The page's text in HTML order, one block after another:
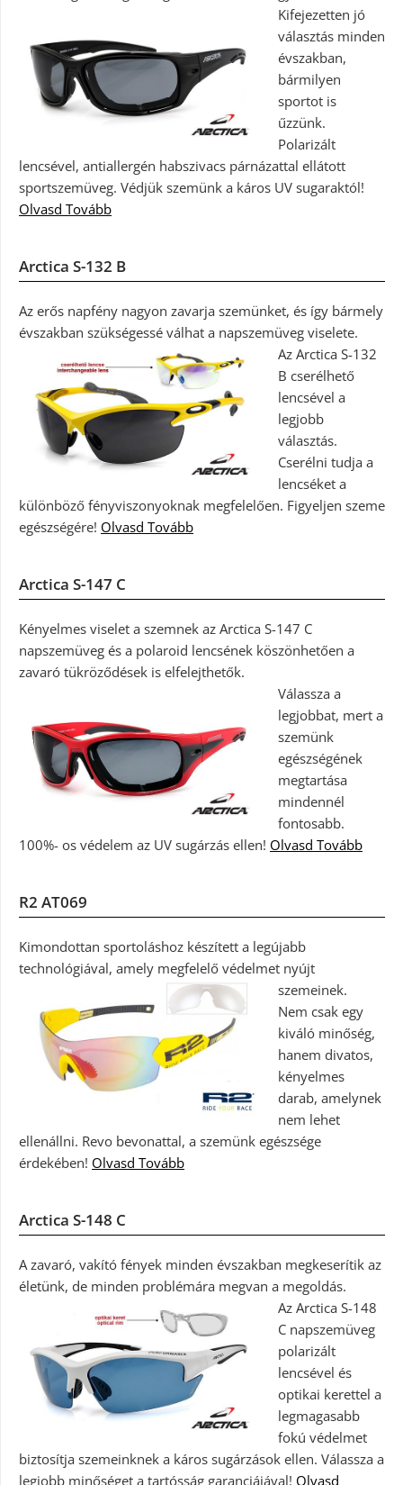
Kifejezetten jó
választás minden
évszakban,
bármilyen
sportot is
űzzünk.
Polarizált
lencsével, antiallergén habszivacs párnázattal ellátott
sportszemüveg. Védjük szemünk a káros UV sugaraktól!
Olvasd Tovább
Arctica S-132 B
Az erős napfény nagyon zavarja szemünket, és így bármely
évszakban szükségessé válhat a napszemüveg viselete.
Az Arctica S-132
B cserélhető
lencsével a
legjobb
választás.
Cserélni tudja a
lencséket a
különböző fényviszonyoknak megfelelően. Figyeljen szeme
egészségére! Olvasd Tovább
Arctica S-147 C
Kényelmes viselet a szemnek az Arctica S-147 C
napszemüveg és a polaroid lencsének köszönhetően a
zavaró tükröződések is elfelejthetők.
Válassza a
legjobbat, mert a
szemünk
egészségének
megtartása
mindennél
fontosabb.
100%- os védelem az UV sugárzás ellen! Olvasd Tovább
R2 AT069
Kimondottan sportoláshoz készített a legújabb
technológiával, amely megfelelő védelmet nyújt
szemeinek.
Nem csak egy
kiváló minőség,
hanem divatos,
kényelmes
darab, amelynek
nem lehet
ellenállni. Revo bevonattal, a szemünk egészsége
érdekében! Olvasd Tovább
Arctica S-148 C
A zavaró, vakító fények minden évszakban megkeserítik az
életünk, de minden problémára megvan a megoldás.
Az Arctica S-148
C napszemüveg
polarizált
lencsével és
optikai kerettel a
legmagasabb
fokú védelmet
biztosítja szemeinknek a káros sugárzások ellen. Válassza a
legjobb minőséget a tartósság garanciájával! Olvasd